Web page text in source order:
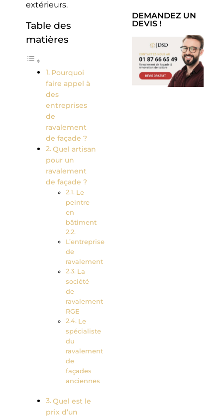
extérieurs.
Table des
matières
Pourquoi
faire appel à
des
entreprises
de
ravalement
de façade ?
Quel artisan
pour un
ravalement
de façade ?
Le
peintre
en
bâtiment
L’entreprise
de
ravalement
La
société
de
ravalement
RGE
Le
spécialiste
du
ravalement
de
façades
anciennes
Quel est le
prix d’un
DEMANDEZ UN
DEVIS !